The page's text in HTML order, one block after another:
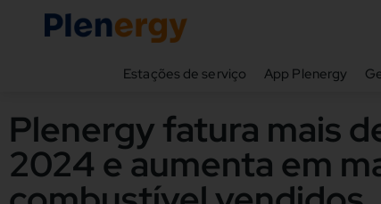
Estações de serviço App Plenergy
Plenergy fatura mais
2024 e aumenta em